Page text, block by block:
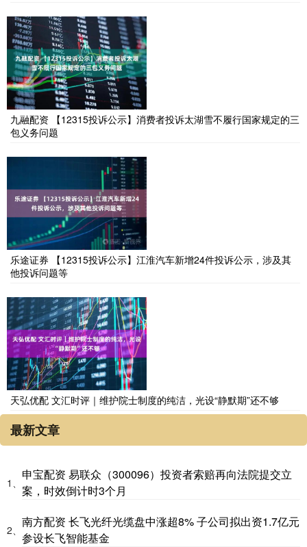
九融配资 【12315投诉公示】消费者投诉太湖雪不履行国家规定的三
包义务问题
乐途证券 【12315投诉公示】江淮汽车新增24件投诉公示，涉及其
他投诉问题等
天弘优配 文汇时评｜维护院士制度的纯洁，光设“静默期”还不够
最新文章
1、
申宝配资 易联众（300096）投资者索赔再向法院提交立
案，时效倒计时3个月
2、
南方配资 长飞光纤光缆盘中涨超8% 子公司拟出资1.7亿元
参设长飞智能基金